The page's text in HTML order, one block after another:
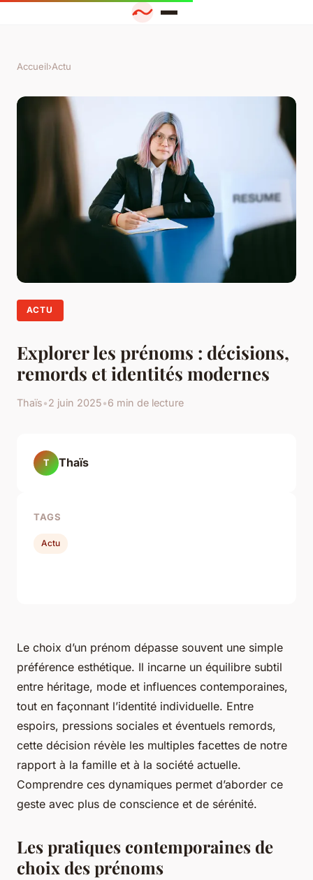
Accueil›Actu
ACTU
Explorer les prénoms : décisions,
remords et identités modernes
Thaïs•2 juin 2025•6 min de lecture
Le choix d’un prénom dépasse souvent une simple
préférence esthétique. Il incarne un équilibre subtil
entre héritage, mode et influences contemporaines,
tout en façonnant l’identité individuelle. Entre
espoirs, pressions sociales et éventuels remords,
cette décision révèle les multiples facettes de notre
rapport à la famille et à la société actuelle.
Comprendre ces dynamiques permet d’aborder ce
geste avec plus de conscience et de sérénité.
Les pratiques contemporaines de
choix des prénoms
T Thaïs
TAGS
Actu